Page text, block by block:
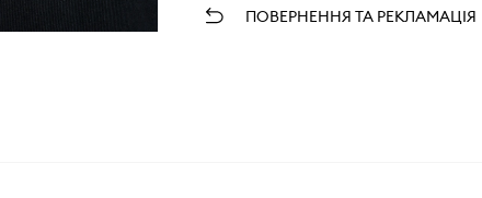
ПОВЕРНЕННЯ ТА РЕКЛАМАЦІЯ